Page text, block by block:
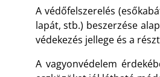
A védőfelszerelés
lapát, stb.) beszerzése
védekezés jellege és a
A vagyonvédelem